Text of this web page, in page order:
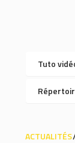
Tuto
ACTUALITÉS